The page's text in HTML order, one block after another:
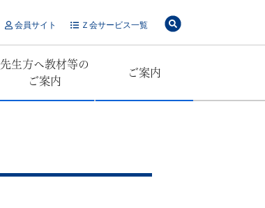
会員サイト Ｚ会サービス一覧
先生方へ教材等の
ご案内
ご案内